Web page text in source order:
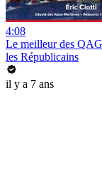
4:08
Le meilleur des
les Républicains
il y a 7 ans